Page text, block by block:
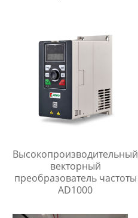
Высокопроизводительный
векторный
преобразователь частоты
AD1000